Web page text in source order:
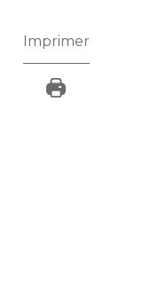
Imprimer